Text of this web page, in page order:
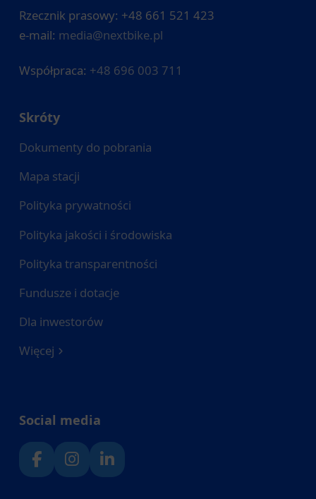
Rzecznik prasowy: +48 661 521 423
e-mail: media@nextbike.pl
Współpraca: +48 696 003 711
Skróty
Dokumenty do pobrania
Mapa stacji
Polityka prywatności
Polityka jakości i środowiska
Polityka transparentności
Fundusze i dotacje
Dla inwestorów
Więcej
Social media